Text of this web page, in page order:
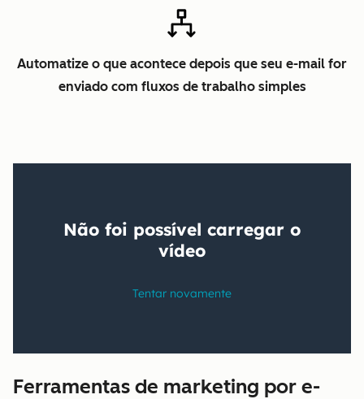
Automatize o que acontece depois que seu e-mail for
enviado com fluxos de trabalho simples
Ferramentas de marketing por e-